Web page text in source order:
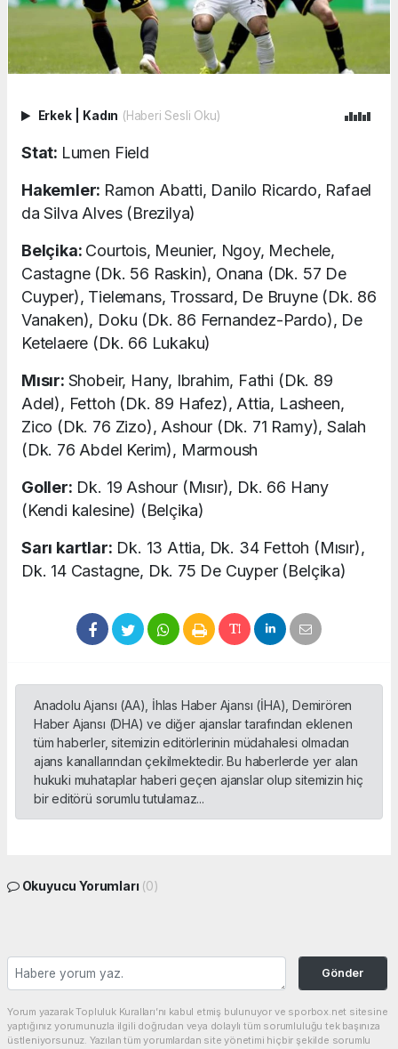
Erkek Kadın (Haberi Sesli Oku)
Stat: Lumen Field
Hakemler: Ramon Abatti, Danilo Ricardo, Rafael
da Silva Alves (Brezilya)
Belçika: Courtois, Meunier, Ngoy, Mechele,
Castagne (Dk. 56 Raskin), Onana (Dk. 57 De
Cuyper), Tielemans, Trossard, De Bruyne (Dk. 86
Vanaken), Doku (Dk. 86 Fernandez-Pardo), De
Ketelaere (Dk. 66 Lukaku)
Mısır: Shobeir, Hany, Ibrahim, Fathi (Dk. 89
Adel), Fettoh (Dk. 89 Hafez), Attia, Lasheen,
Zico (Dk. 76 Zizo), Ashour (Dk. 71 Ramy), Salah
(Dk. 76 Abdel Kerim), Marmoush
Goller: Dk. 19 Ashour (Mısır), Dk. 66 Hany
(Kendi kalesine) (Belçika)
Sarı kartlar: Dk. 13 Attia, Dk. 34 Fettoh (Mısır),
Dk. 14 Castagne, Dk. 75 De Cuyper (Belçika)
Anadolu Ajansı (AA), İhlas Haber Ajansı (İHA), Demirören
Haber Ajansı (DHA) ve diğer ajanslar tarafından eklenen
tüm haberler, sitemizin editörlerinin müdahalesi olmadan
ajans kanallarından çekilmektedir. Bu haberlerde yer alan
hukuki muhataplar haberi geçen ajanslar olup sitemizin hiç
bir editörü sorumlu tutulamaz...
Okuyucu Yorumları (0)
Gönder
Yorum yazarak Topluluk Kuralları’nı kabul etmiş bulunuyor ve sporbox.net sitesine
yaptığınız yorumunuzla ilgili doğrudan veya dolaylı tüm sorumluluğu tek başınıza
üstleniyorsunuz. Yazılan tüm yorumlardan site yönetimi hiçbir şekilde sorumlu